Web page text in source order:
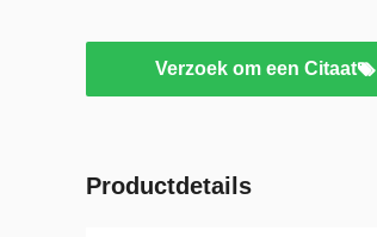
Verzoek om een Citaat
Productdetails